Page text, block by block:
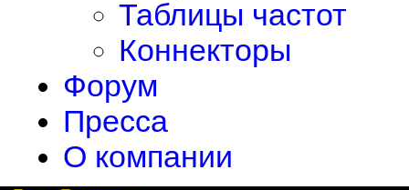
Таблицы частот
Коннекторы
Форум
Пресса
О компании